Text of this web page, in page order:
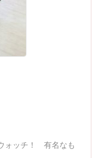
ォッチ！ 有名なも